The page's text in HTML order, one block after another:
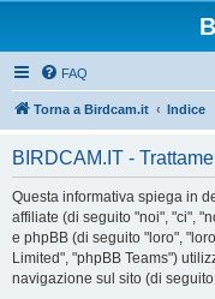
FAQ
Torna a Birdcam.it Indice
BIRDCAM.IT -
Questa informativa spiega in
affiliate (di seguito "noi", "ci",
e phpBB (di seguito "loro",
Limited", "phpBB Teams")
navigazione sul sito (di